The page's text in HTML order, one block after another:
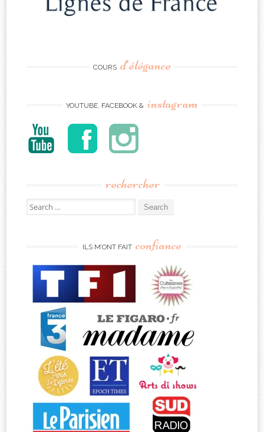
COURS d’élégance
YOUTUBE, FACEBOOK & instagram
rechercher
Search
for:
ILS M’ONT FAIT confiance